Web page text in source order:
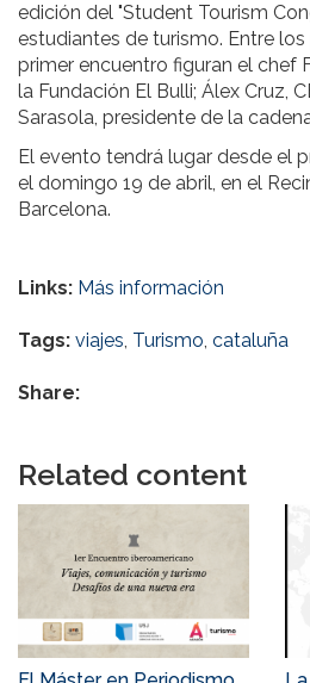
edición del "Student Tourism
estudiantes de turismo. Entre
primer encuentro figuran el chef
la Fundación El Bulli; Álex Cruz,
Sarasola, presidente de la
El evento tendrá lugar desde el
el domingo 19 de abril, en el
Barcelona.
Links: Más información
Tags: viajes, Turismo, cataluña
Share:
Related content